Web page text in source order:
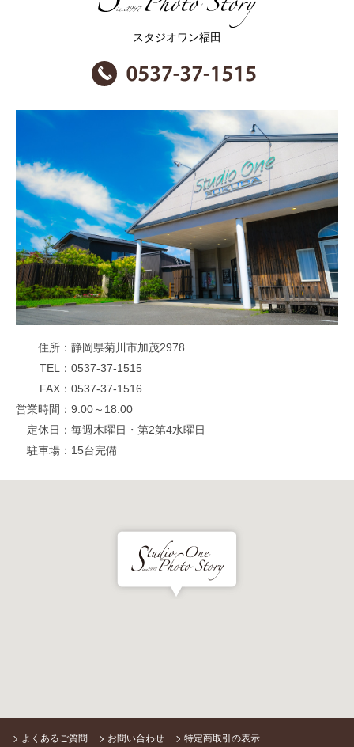
スタジオワン福田
住所
静岡県菊川市加茂2978
TEL
0537-37-1515
FAX
0537-37-1516
営業時間
9:00～18:00
定休日
毎週木曜日・第2第4水曜日
駐車場
15台完備
よくあるご質問 お問い合わせ 特定商取引の表示